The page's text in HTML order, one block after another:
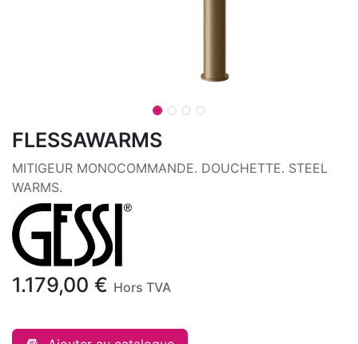
FLESSAWARMS
MITIGEUR MONOCOMMANDE. DOUCHETTE. STEEL
WARMS.
1.179,00 € Hors TVA